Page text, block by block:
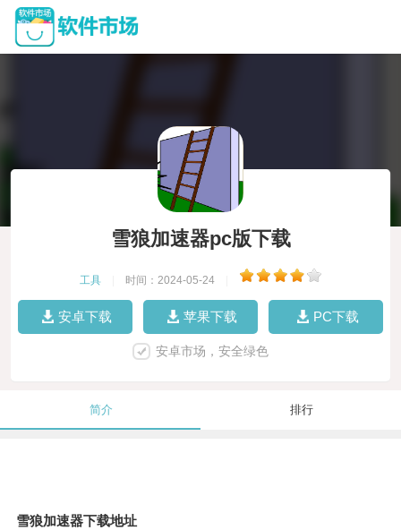
雪狼加速器pc版下载
工具 时间：2024-05-24
安卓下载 苹果下载 PC下载
安卓市场，安全绿色
简介 排行
雪狼加速器下载地址